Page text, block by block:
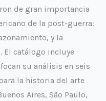
de gran importancia
de la post-guerra:
y la
El catálogo incluye
su análisis en seis
la historia del arte
Aires, São Paulo,